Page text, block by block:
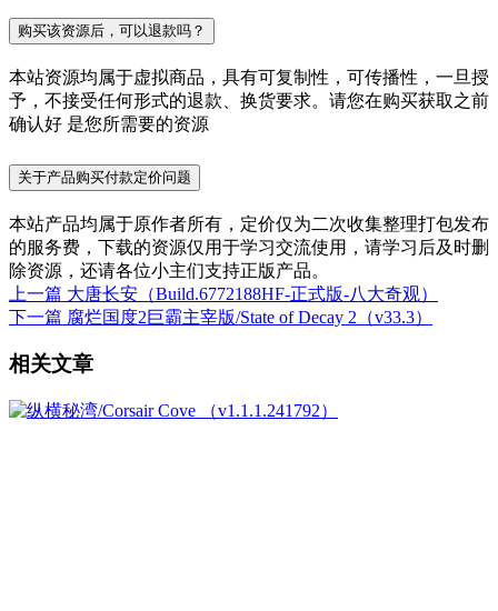
购买该资源后，可以退款吗？
本站资源均属于虚拟商品，具有可复制性，可传播性，一旦授
予，不接受任何形式的退款、换货要求。请您在购买获取之前
确认好 是您所需要的资源
关于产品购买付款定价问题
本站产品均属于原作者所有，定价仅为二次收集整理打包发布
的服务费，下载的资源仅用于学习交流使用，请学习后及时删
除资源，还请各位小主们支持正版产品。
上一篇 大唐长安（Build.6772188HF-正式版-八大奇观）
下一篇 腐烂国度2巨霸主宰版/State of Decay 2（v33.3）
相关文章